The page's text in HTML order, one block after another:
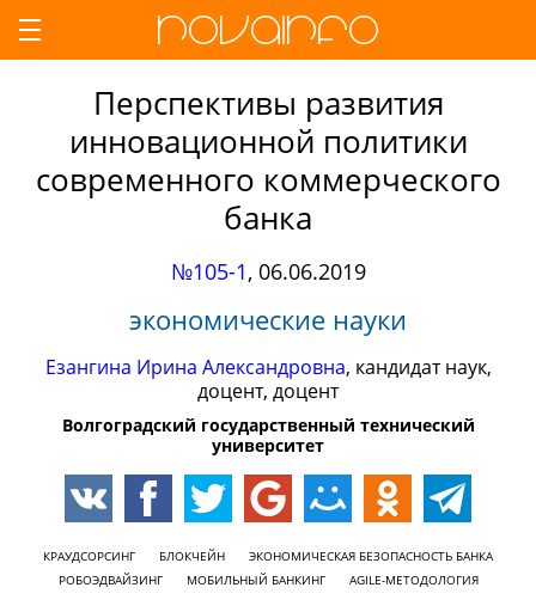
Перспективы развития
инновационной политики
современного коммерческого
банка
№105-1, 06.06.2019
экономические науки
Езангина Ирина Александровна, кандидат наук,
доцент, доцент
Волгоградский государственный технический
университет
КРАУДСОРСИНГ БЛОКЧЕЙН
ЭКОНОМИЧЕСКАЯ БЕЗОПАСНОСТЬ БАНКА
РОБОЭДВАЙЗИНГ
МОБИЛЬНЫЙ БАНКИНГ AGILE-МЕТОДОЛОГИЯ